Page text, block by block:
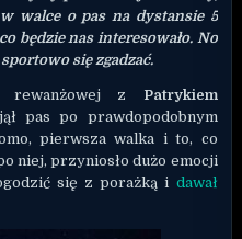
walce o pas na dystansie 5
będzie nas interesowało. No
się zgadzać.
rewanżowej z Patrykiem
pas po prawdopodobnym
pierwsza walka i to, co
niej, przyniosło dużo emocji
się z porażką i dawał